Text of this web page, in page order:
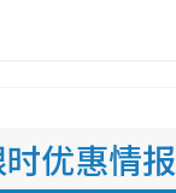
优惠情报